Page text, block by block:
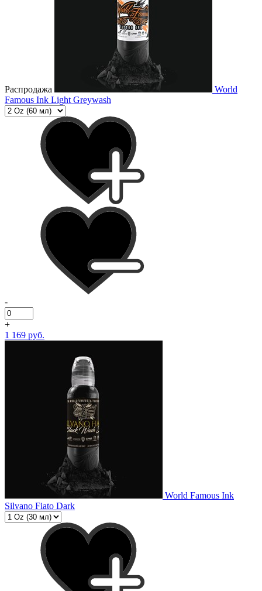
Распродажа
World
Famous Ink Light Greywash
-
+
1 169 руб.
World Famous Ink
Silvano Fiato Dark